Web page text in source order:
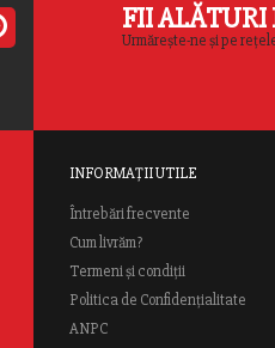
FII ALĂTURI
Urmărește-ne și pe
INFORMAȚII UTILE
Întrebări frecvente
Cum livrăm?
Termeni și condiții
Politica de Confidențialitate
ANPC